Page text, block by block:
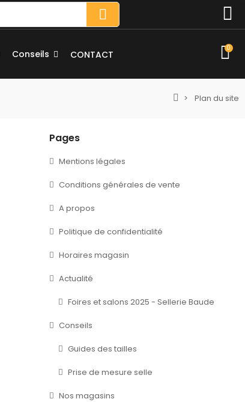
Conseils CONTACT
0
Plan du site
Pages
Mentions légales
Conditions générales de vente
A propos
Politique de confidentialité
Horaires magasin
Actualité
Foires et salons 2025 - Sellerie Baude
Conseils
Guides des tailles
Prise de mesure selle
Nos magasins